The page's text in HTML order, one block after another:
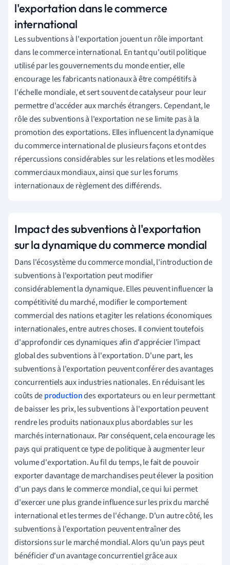
l'exportation dans le commerce
international
Les subventions à l'exportation jouent un rôle important
dans le commerce international. En tant qu'outil politique
utilisé par les gouvernements du monde entier, elle
encourage les fabricants nationaux à être compétitifs à
l'échelle mondiale, et sert souvent de catalyseur pour leur
permettre d'accéder aux marchés étrangers. Cependant, le
rôle des subventions à l'exportation ne se limite pas à la
promotion des exportations. Elles influencent la dynamique
du commerce international de plusieurs façons et ont des
répercussions considérables sur les relations et les modèles
commerciaux mondiaux, ainsi que sur les forums
internationaux de règlement des différends.
Impact des subventions à l'exportation
sur la dynamique du commerce mondial
Dans l'écosystème du commerce mondial, l'introduction de
subventions à l'exportation peut modifier
considérablement la dynamique. Elles peuvent influencer la
compétitivité du marché, modifier le comportement
commercial des nations et agiter les relations économiques
internationales, entre autres choses. Il convient toutefois
d'approfondir ces dynamiques afin d'apprécier l'impact
global des subventions à l'exportation. D'une part, les
subventions à l'exportation peuvent conférer des avantages
concurrentiels aux industries nationales. En réduisant les
coûts deproductiondes exportateurs ou en leur permettant
de baisser les prix, les subventions à l'exportation peuvent
rendre les produits nationaux plus abordables sur les
marchés internationaux. Par conséquent, cela encourage les
pays qui pratiquent ce type de politique à augmenter leur
volume d'exportation. Au fil du temps, le fait de pouvoir
exporter davantage de marchandises peut élever la position
d'un pays dans le commerce mondial, ce qui lui permet
d'exercer une plus grande influence sur les prix du marché
international et les termes de l'échange. D'un autre côté, les
subventions à l'exportation peuvent entraîner des
distorsions sur le marché mondial. Alors qu'un pays peut
bénéficier d'un avantage concurrentiel grâce aux